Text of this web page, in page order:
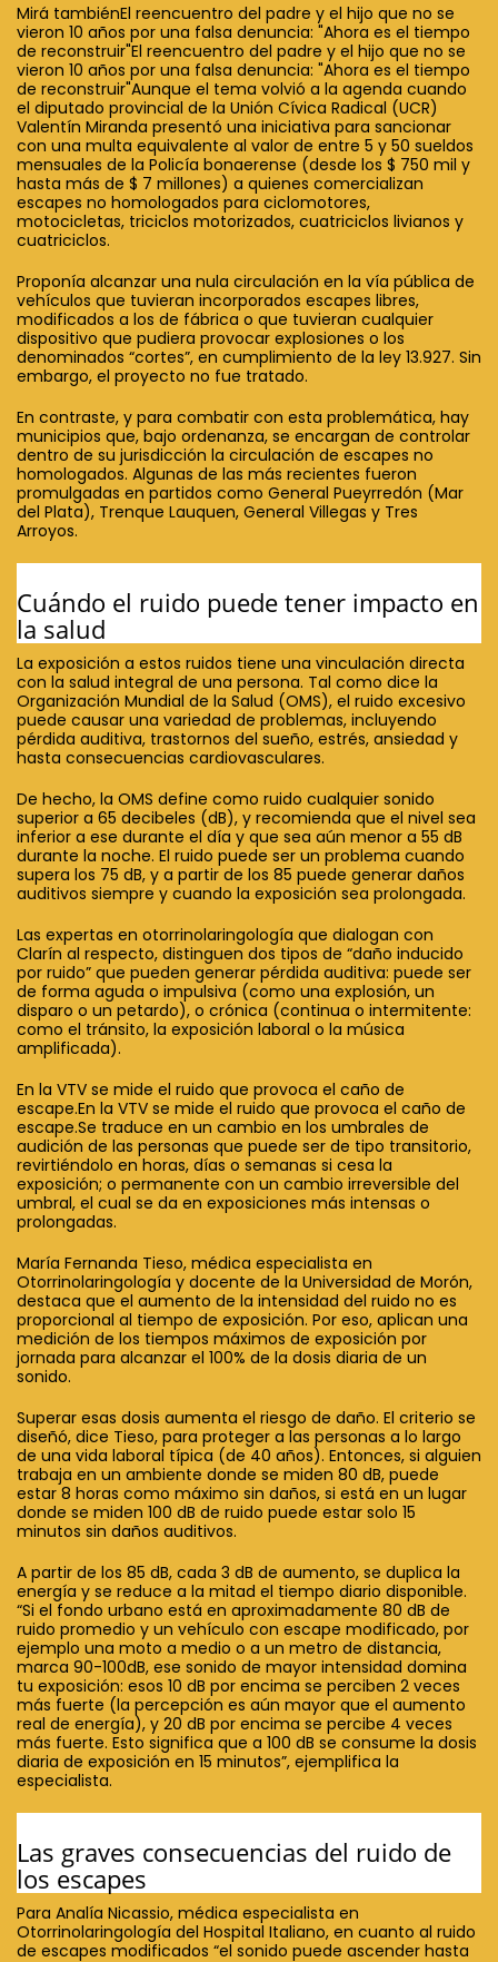
Mirá tambiénEl reencuentro del padre y el hijo que no se
vieron 10 años por una falsa denuncia: "Ahora es el tiempo
de reconstruir"El reencuentro del padre y el hijo que no se
vieron 10 años por una falsa denuncia: "Ahora es el tiempo
de reconstruir"Aunque el tema volvió a la agenda cuando
el diputado provincial de la Unión Cívica Radical (UCR)
Valentín Miranda presentó una iniciativa para sancionar
con una multa equivalente al valor de entre 5 y 50 sueldos
mensuales de la Policía bonaerense (desde los $ 750 mil y
hasta más de $ 7 millones) a quienes comercializan
escapes no homologados para ciclomotores,
motocicletas, triciclos motorizados, cuatriciclos livianos y
cuatriciclos.
Proponía alcanzar una nula circulación en la vía pública de
vehículos que tuvieran incorporados escapes libres,
modificados a los de fábrica o que tuvieran cualquier
dispositivo que pudiera provocar explosiones o los
denominados “cortes”, en cumplimiento de la ley 13.927. Sin
embargo, el proyecto no fue tratado.
En contraste, y para combatir con esta problemática, hay
municipios que, bajo ordenanza, se encargan de controlar
dentro de su jurisdicción la circulación de escapes no
homologados. Algunas de las más recientes fueron
promulgadas en partidos como General Pueyrredón (Mar
del Plata), Trenque Lauquen, General Villegas y Tres
Arroyos.
Cuándo el ruido puede tener impacto en
la salud
La exposición a estos ruidos tiene una vinculación directa
con la salud integral de una persona. Tal como dice la
Organización Mundial de la Salud (OMS), el ruido excesivo
puede causar una variedad de problemas, incluyendo
pérdida auditiva, trastornos del sueño, estrés, ansiedad y
hasta consecuencias cardiovasculares.
De hecho, la OMS define como ruido cualquier sonido
superior a 65 decibeles (dB), y recomienda que el nivel sea
inferior a ese durante el día y que sea aún menor a 55 dB
durante la noche. El ruido puede ser un problema cuando
supera los 75 dB, y a partir de los 85 puede generar daños
auditivos siempre y cuando la exposición sea prolongada.
Las expertas en otorrinolaringología que dialogan con
Clarín al respecto, distinguen dos tipos de “daño inducido
por ruido” que pueden generar pérdida auditiva: puede ser
de forma aguda o impulsiva (como una explosión, un
disparo o un petardo), o crónica (continua o intermitente:
como el tránsito, la exposición laboral o la música
amplificada).
En la VTV se mide el ruido que provoca el caño de
escape.En la VTV se mide el ruido que provoca el caño de
escape.Se traduce en un cambio en los umbrales de
audición de las personas que puede ser de tipo transitorio,
revirtiéndolo en horas, días o semanas si cesa la
exposición; o permanente con un cambio irreversible del
umbral, el cual se da en exposiciones más intensas o
prolongadas.
María Fernanda Tieso, médica especialista en
Otorrinolaringología y docente de la Universidad de Morón,
destaca que el aumento de la intensidad del ruido no es
proporcional al tiempo de exposición. Por eso, aplican una
medición de los tiempos máximos de exposición por
jornada para alcanzar el 100% de la dosis diaria de un
sonido.
Superar esas dosis aumenta el riesgo de daño. El criterio se
diseñó, dice Tieso, para proteger a las personas a lo largo
de una vida laboral típica (de 40 años). Entonces, si alguien
trabaja en un ambiente donde se miden 80 dB, puede
estar 8 horas como máximo sin daños, si está en un lugar
donde se miden 100 dB de ruido puede estar solo 15
minutos sin daños auditivos.
A partir de los 85 dB, cada 3 dB de aumento, se duplica la
energía y se reduce a la mitad el tiempo diario disponible.
“Si el fondo urbano está en aproximadamente 80 dB de
ruido promedio y un vehículo con escape modificado, por
ejemplo una moto a medio o a un metro de distancia,
marca 90-100dB, ese sonido de mayor intensidad domina
tu exposición: esos 10 dB por encima se perciben 2 veces
más fuerte (la percepción es aún mayor que el aumento
real de energía), y 20 dB por encima se percibe 4 veces
más fuerte. Esto significa que a 100 dB se consume la dosis
diaria de exposición en 15 minutos”, ejemplifica la
especialista.
Las graves consecuencias del ruido de
los escapes
Para Analía Nicassio, médica especialista en
Otorrinolaringología del Hospital Italiano, en cuanto al ruido
de escapes modificados “el sonido puede ascender hasta